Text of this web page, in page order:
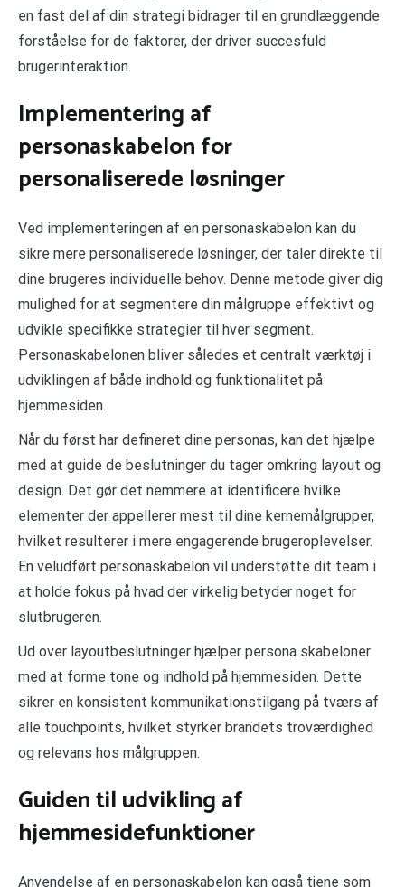
en fast del af din strategi bidrager til en grundlæggende
forståelse for de faktorer, der driver succesfuld
brugerinteraktion.
Implementering af
personaskabelon for
personaliserede løsninger
Ved implementeringen af en personaskabelon kan du
sikre mere personaliserede løsninger, der taler direkte til
dine brugeres individuelle behov. Denne metode giver dig
mulighed for at segmentere din målgruppe effektivt og
udvikle specifikke strategier til hver segment.
Personaskabelonen bliver således et centralt værktøj i
udviklingen af både indhold og funktionalitet på
hjemmesiden.
Når du først har defineret dine personas, kan det hjælpe
med at guide de beslutninger du tager omkring layout og
design. Det gør det nemmere at identificere hvilke
elementer der appellerer mest til dine kernemålgrupper,
hvilket resulterer i mere engagerende brugeroplevelser.
En veludført personaskabelon vil understøtte dit team i
at holde fokus på hvad der virkelig betyder noget for
slutbrugeren.
Ud over layoutbeslutninger hjælper persona skabeloner
med at forme tone og indhold på hjemmesiden. Dette
sikrer en konsistent kommunikationstilgang på tværs af
alle touchpoints, hvilket styrker brandets troværdighed
og relevans hos målgruppen.
Guiden til udvikling af
hjemmesidefunktioner
Anvendelse af en personaskabelon kan også tjene som